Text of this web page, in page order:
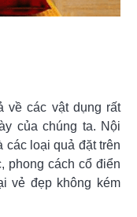
về các vật dụng rất
của chúng ta. Nội
các loại quả đặt trên
phong cách cổ điển
vẻ đẹp không kém